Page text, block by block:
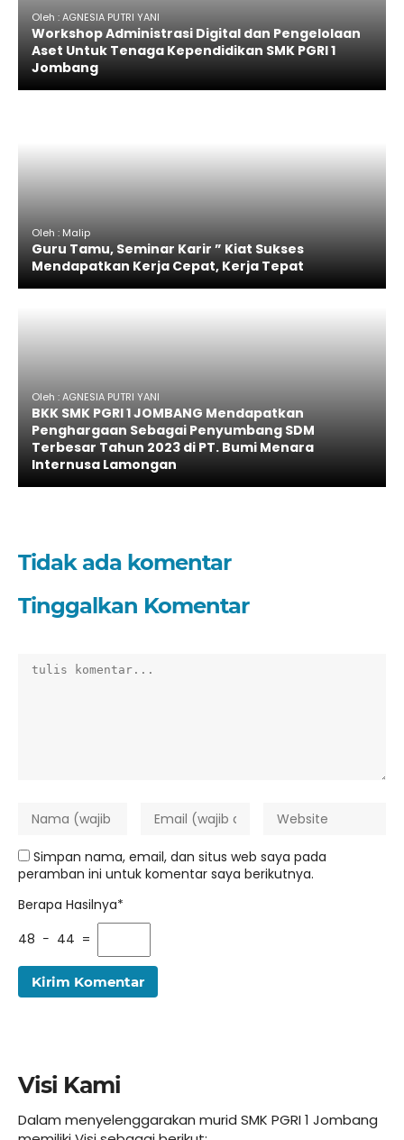
Oleh : AGNESIA PUTRI YANI
Workshop Administrasi Digital dan Pengelolaan
Aset Untuk Tenaga Kependidikan SMK PGRI 1
Jombang
Oleh : Malip
Guru Tamu, Seminar Karir ” Kiat Sukses
Mendapatkan Kerja Cepat, Kerja Tepat
Oleh : AGNESIA PUTRI YANI
BKK SMK PGRI 1 JOMBANG Mendapatkan
Penghargaan Sebagai Penyumbang SDM
Terbesar Tahun 2023 di PT. Bumi Menara
Internusa Lamongan
Tidak ada komentar
Tinggalkan Komentar
Simpan nama, email, dan situs web saya pada
peramban ini untuk komentar saya berikutnya.
Berapa Hasilnya*
48 − 44 =
Visi Kami
Dalam menyelenggarakan murid SMK PGRI 1 Jombang